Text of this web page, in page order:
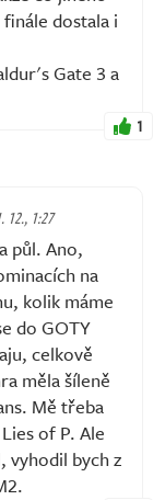
dostala i
Gate 3 a
1
12., 1:27
půl. Ano,
na
kolik máme
do GOTY
celkově
měla šíleně
Mě třeba
of P. Ale
vyhodil bych z